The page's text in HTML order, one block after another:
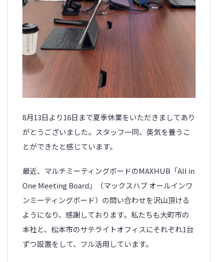
8月13日より16日まで夏季休業をいただきましてあり
がとうございました。スタッフ一同、英気を養うこ
とができたと感じています。
最近、マルチミーティングボードのMAXHUB「All in
One Meeting Board」（マックスハブ オールインワ
ンミーティングボード）の問い合わせを沢山頂ける
ようになり、感謝しております。私たちも大町市の
本社と、松本市のサテライトオフィスにそれぞれ1台
ずつ設置をして、フル活用しています。